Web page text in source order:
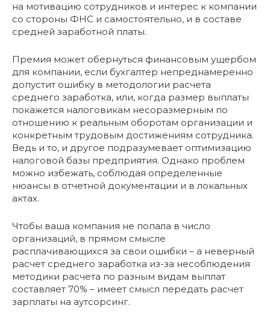
на мотивацию сотрудников и интерес к компании
со стороны ФНС и самостоятельно, и в составе
средней заработной платы.
Премия может обернуться финансовым ущербом
для компании, если бухгалтер непреднамеренно
допустит ошибку в методологии расчета
среднего заработка, или, когда размер выплаты
покажется налоговикам несоразмерным по
отношению к реальным оборотам организации и
конкретным трудовым достижениям сотрудника.
Ведь и то, и другое подразумевает оптимизацию
налоговой базы предприятия. Однако проблем
можно избежать, соблюдая определенные
нюансы в отчетной документации и в локальных
актах.
Чтобы ваша компания не попала в число
организаций, в прямом смысле
расплачивающихся за свои ошибки – а неверный
расчет среднего заработка из-за несоблюдения
методики расчета по разным видам выплат
составляет 70% – имеет смысл передать расчет
зарплаты на аутсорсинг.